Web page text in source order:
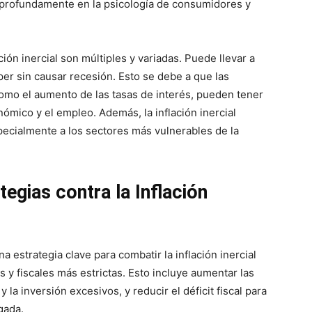
en la psicología de consumidores y
inercial son múltiples y variadas. Puede llevar a
sin causar recesión. Esto se debe a que las
el aumento de las tasas de interés, pueden tener
y el empleo. Además, la inflación inercial
a los sectores más vulnerables de la
contra la Inflación
estrategia clave para combatir la inflación inercial
fiscales más estrictas. Esto incluye aumentar las
la inversión excesivos, y reducir el déficit fiscal para